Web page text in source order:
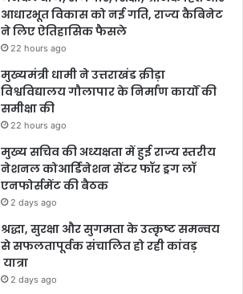
आधारभूत विकास को नई गति, राज्य कैबिनेट
ने लिए ऐतिहासिक फैसले
22 hours ago
मुख्यमंत्री धामी ने उत्तराखंड क्रीड़ा
विश्वविद्यालय गौलापार के निर्माण कार्यों की
समीक्षा की
22 hours ago
मुख्य सचिव की अध्यक्षता में हुई राज्य स्तरीय
नेशनल कोआर्डिनेशन सेंटर फॉर ड्रग लॉ
एनफोर्समेंट की बैठक
2 days ago
श्रद्धा, सुरक्षा और सुगमता के उत्कृष्ट समन्वय
से सफलतापूर्वक संचालित हो रही कांवड़
यात्रा
2 days ago